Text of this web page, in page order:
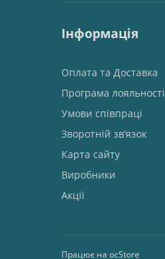
Інформація
Оплата та Доставка
Програма лояльності
Умови співпраці
Зворотній зв’язок
Карта сайту
Виробники
Акції
Працює на ocStore